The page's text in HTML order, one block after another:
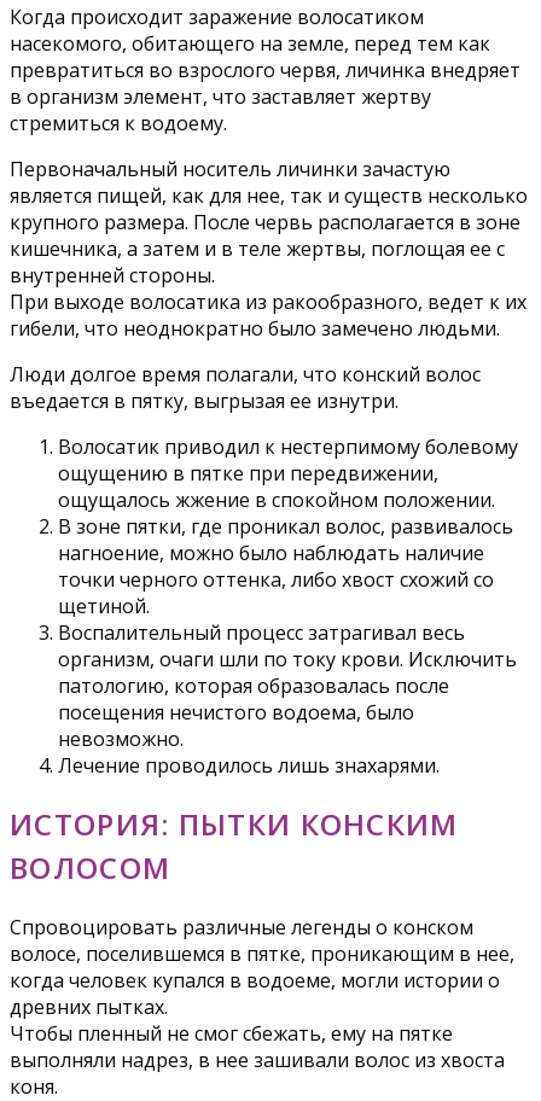
Когда происходит заражение волосатиком
насекомого, обитающего на земле, перед тем как
превратиться во взрослого червя, личинка внедряет
в организм элемент, что заставляет жертву
стремиться к водоему.
Первоначальный носитель личинки зачастую
является пищей, как для нее, так и существ несколько
крупного размера. После червь располагается в зоне
кишечника, а затем и в теле жертвы, поглощая ее с
внутренней стороны.
При выходе волосатика из ракообразного, ведет к их
гибели, что неоднократно было замечено людьми.
Люди долгое время полагали, что конский волос
въедается в пятку, выгрызая ее изнутри.
Волосатик приводил к нестерпимому болевому
ощущению в пятке при передвижении,
ощущалось жжение в спокойном положении.
В зоне пятки, где проникал волос, развивалось
нагноение, можно было наблюдать наличие
точки черного оттенка, либо хвост схожий со
щетиной.
Воспалительный процесс затрагивал весь
организм, очаги шли по току крови. Исключить
патологию, которая образовалась после
посещения нечистого водоема, было
невозможно.
Лечение проводилось лишь знахарями.
ИСТОРИЯ: ПЫТКИ КОНСКИМ
ВОЛОСОМ
Спровоцировать различные легенды о конском
волосе, поселившемся в пятке, проникающим в нее,
когда человек купался в водоеме, могли истории о
древних пытках.
Чтобы пленный не смог сбежать, ему на пятке
выполняли надрез, в нее зашивали волос из хвоста
коня.